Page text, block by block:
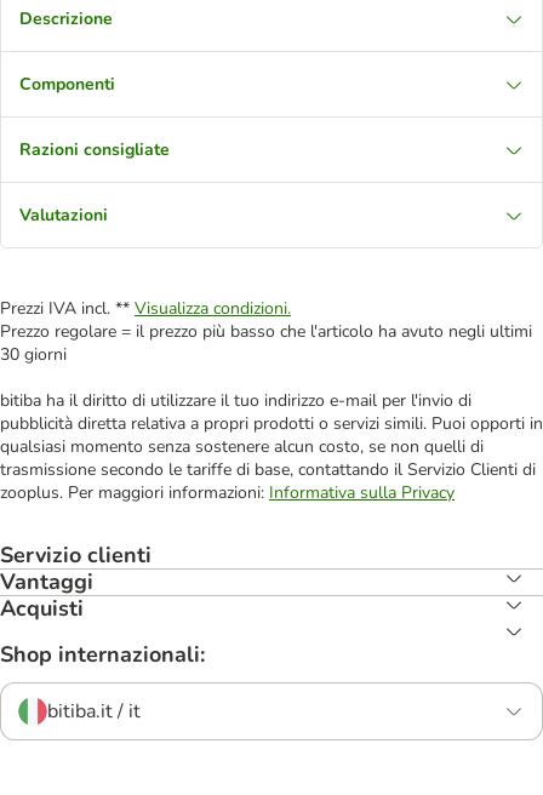
Descrizione
Componenti
Razioni consigliate
Valutazioni
Prezzi IVA incl. ** Visualizza condizioni.
Prezzo regolare = il prezzo più basso che l'articolo ha avuto negli ultimi
30 giorni
bitiba ha il diritto di utilizzare il tuo indirizzo e-mail per l'invio di
pubblicità diretta relativa a propri prodotti o servizi simili. Puoi opporti in
qualsiasi momento senza sostenere alcun costo, se non quelli di
trasmissione secondo le tariffe di base, contattando il Servizio Clienti di
zooplus. Per maggiori informazioni: Informativa sulla Privacy
Servizio clienti
Vantaggi
Acquisti
Shop internazionali:
bitiba.it / it